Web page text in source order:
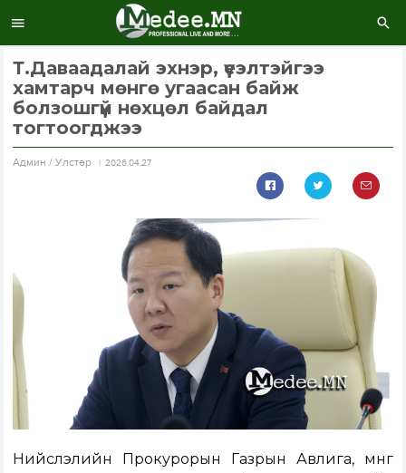
Т.Даваадалай эхнэр, үеэлтэйгээ
хамтарч мөнгө угаасан байж
болзошгүй нөхцөл байдал
тогтоогджээ
Aдмин / Улстөр 2026.04.27
Нийслэлийн Прокурорын Газрын Авлига, мөнгө